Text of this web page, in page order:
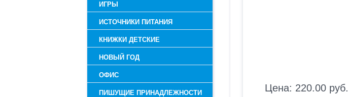
ИГРЫ
ИСТОЧНИКИ ПИТАНИЯ
КНИЖКИ ДЕТСКИЕ
НОВЫЙ ГОД
ОФИС
ПИШУЩИЕ ПРИНАДЛЕЖНОСТИ Цена: 220.00 руб.